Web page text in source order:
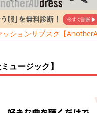
ションサブスク【
ュージック】